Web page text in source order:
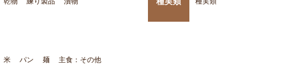
米 パン 麺 主食：その他